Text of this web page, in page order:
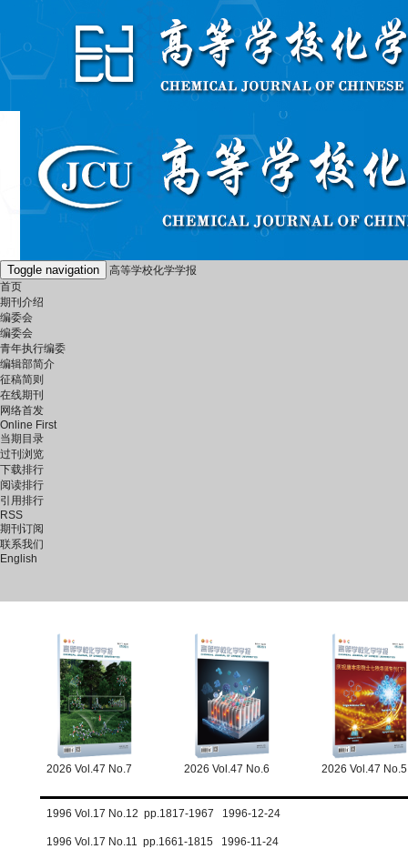
Toggle navigation
高等学校化学学报
首页
期刊介绍
编委会
编委会
青年执行编委
编辑部简介
征稿简则
在线期刊
网络首发
Online First
当期目录
过刊浏览
下载排行
阅读排行
引用排行
RSS
期刊订阅
联系我们
English
2026 Vol.47 No.7 2026 Vol.47 No.6 2026 Vol.47 No.5
1996 Vol.17 No.12 pp.1817-1967 1996-12-24
1996 Vol.17 No.11 pp.1661-1815 1996-11-24